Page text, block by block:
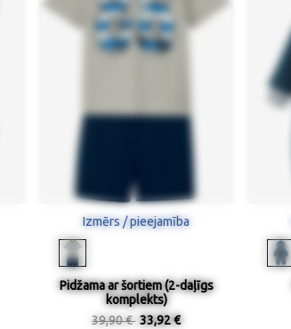
Izmērs / pieejamība
Pidžama ar šortiem (2-daļīgs
komplekts)
39,90 € 33,92 €